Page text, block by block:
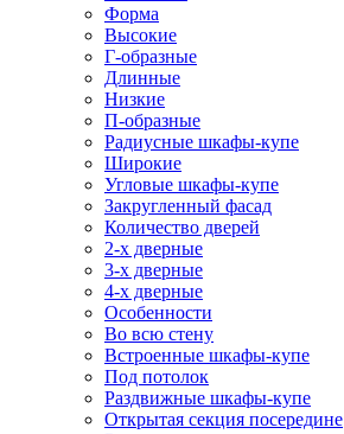
Форма
Высокие
Г-образные
Длинные
Низкие
П-образные
Радиусные шкафы-купе
Широкие
Угловые шкафы-купе
Закругленный фасад
Количество дверей
2-х дверные
3-х дверные
4-х дверные
Особенности
Во всю стену
Встроенные шкафы-купе
Под потолок
Раздвижные шкафы-купе
Открытая секция посередине